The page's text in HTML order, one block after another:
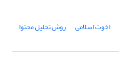
اخوت اسلامی روش تحلیل محتوا